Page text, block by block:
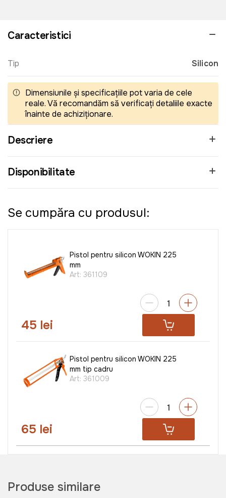
Caracteristici
Tip Silicon
Dimensiunile și specificațiile pot varia de cele
reale. Vă recomandăm să verificați detaliile exacte
înainte de achiziționare.
Descriere
Disponibilitate
Se cumpăra cu produsul:
Pistol pentru silicon WOKIN 225
mm
Art: 361109
45 lei
Pistol pentru silicon WOKIN 225
mm tip cadru
Art: 361009
65 lei
Produse similare